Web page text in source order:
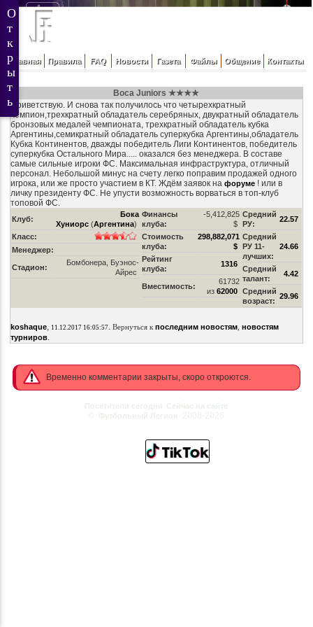
Главная Правила FAQ Новости Газета Файлы Общение Контакты
Boca Juniors ★★★★
Приветствую. И снова так получилось что четырехкратный
чемпион,трехкратный обладатель серебряных, двукратный обладатель
бронзовых медалей чемпионата, трехкратный обладатель кубка
Аргентины,семикратный обладатель суперкубка Аргентины,обладатель
Кубка Континентов, дважды победитель Лиги Континентов, победитель
суперкубка Остального Мира..... оказался без менеджера. В составе
самые сильные игроки ФС. Максимальная инфраструктура, отличный
персонал. Небольшой минус на счету легко поправим продажей одного
игрока, или же просто участием в КТ. Ждём заявок на форуме! или в
личку президенту ФС. Не упусти возможность ворваться в топ-клуб
топовой ФС.
Клуб:
Бока
Хуниорс(Аргентина)
Класс:
Менеджер:
Стадион:
Бомбонера, Буэнос-
Айрес
Финансы
клуба:
-5,412,825
$
Стоимость
клуба:
298,882,071
$
Рейтинг
клуба:
1316
Вместимость:
61732
из 62000
Средний
РУ:
22.57
Средний
РУ 11-
лучших:
24.66
Средний
талант:
4.42
Средний
возраст:
29.96
koshaque, 11.12.2017 16:05:57. Вернуться к последним новостям, новостям
турниров.
Временно комментарии закрыты, скоро откроются.